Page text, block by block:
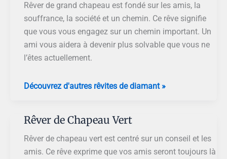
Chapeau
Rêver de grand chapeau est fondé sur les amis, la
souffrance, la société et un chemin. Ce rêve signifie
que vous vous engagez sur un chemin important. Un
ami vous aidera à devenir plus solvable que vous ne
l’êtes actuellement.
Rêver
Chapeau
Découvrez d'autres rêvites de diamant »
Rêver de Chapeau Vert
Rêver de chapeau vert est centré sur un conseil et les
amis. Ce rêve exprime que vos amis seront toujours là